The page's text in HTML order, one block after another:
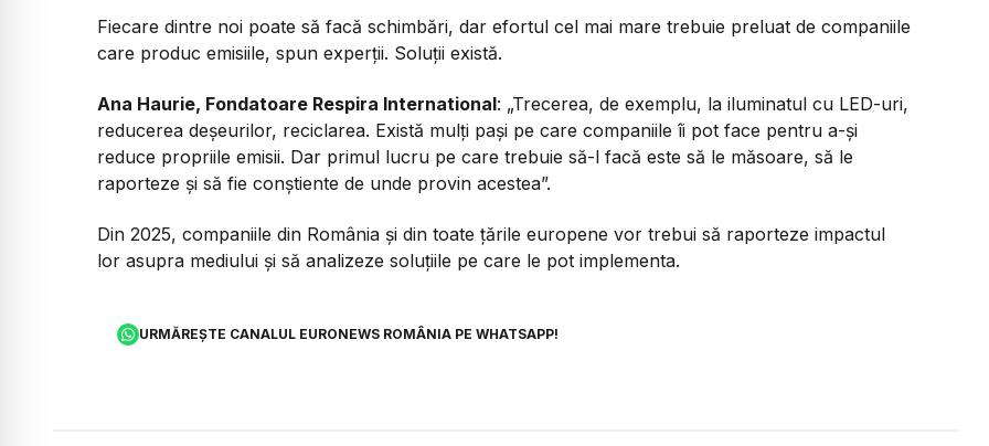
Fiecare dintre noi poate să facă schimbări, dar efortul cel mai mare trebuie preluat de companiile
care produc emisiile, spun experții. Soluții există.
Ana Haurie, Fondatoare Respira International: „Trecerea, de exemplu, la iluminatul cu LED-uri,
reducerea deșeurilor, reciclarea. Există mulți pași pe care companiile îi pot face pentru a-și
reduce propriile emisii. Dar primul lucru pe care trebuie să-l facă este să le măsoare, să le
raporteze și să fie conștiente de unde provin acestea”.
Din 2025, companiile din România și din toate țările europene vor trebui să raporteze impactul
lor asupra mediului și să analizeze soluțiile pe care le pot implementa.
URMĂREȘTE CANALUL EURONEWS ROMÂNIA PE WHATSAPP!